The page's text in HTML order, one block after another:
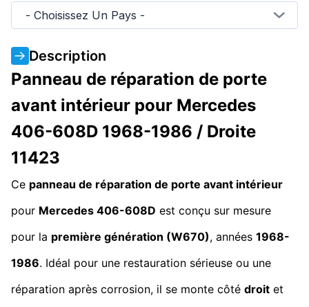
- Choisissez Un Pays -
Description
Panneau de réparation de porte
avant intérieur pour Mercedes
406-608D 1968-1986 / Droite
11423
Ce panneau de réparation de porte avant intérieur
pour Mercedes 406-608D est conçu sur mesure
pour la première génération (W670), années 1968-
1986. Idéal pour une restauration sérieuse ou une
réparation après corrosion, il se monte côté droit et